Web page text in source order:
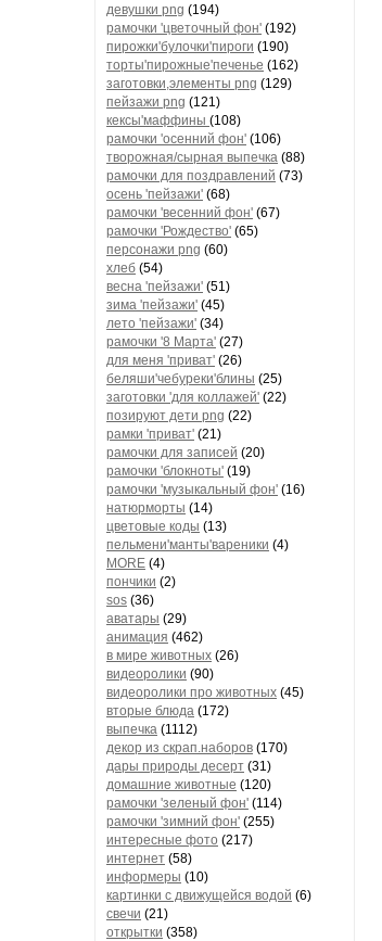
девушки png (194)
рамочки 'цветочный фон' (192)
пирожки'булочки'пироги (190)
торты'пирожные'печенье (162)
заготовки,элементы png (129)
пейзажи png (121)
кексы'маффины (108)
рамочки 'осенний фон' (106)
творожная/сырная выпечка (88)
рамочки для поздравлений (73)
осень 'пейзажи' (68)
рамочки 'весенний фон' (67)
рамочки 'Рождество' (65)
персонажи png (60)
хлеб (54)
весна 'пейзажи' (51)
зима 'пейзажи' (45)
лето 'пейзажи' (34)
рамочки '8 Марта' (27)
для меня 'приват' (26)
беляши'чебуреки'блины (25)
заготовки 'для коллажей' (22)
позируют дети png (22)
рамки 'приват' (21)
рамочки для записей (20)
рамочки 'блокноты' (19)
рамочки 'музыкальный фон' (16)
натюрморты (14)
цветовые коды (13)
пельмени'манты'вареники (4)
MORE (4)
пончики (2)
sos (36)
аватары (29)
анимация (462)
в мире животных (26)
видеоролики (90)
видеоролики про животных (45)
вторые блюда (172)
выпечка (1112)
декор из скрап.наборов (170)
дары природы десерт (31)
домашние животные (120)
рамочки 'зеленый фон' (114)
рамочки 'зимний фон' (255)
интересные фото (217)
интернет (58)
информеры (10)
картинки с движущейся водой (6)
свечи (21)
открытки (358)